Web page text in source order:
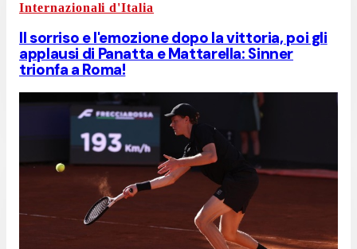
Internazionali d'Italia
Il sorriso e l'emozione dopo la vittoria, poi gli
applausi di Panatta e Mattarella: Sinner
trionfa a Roma!